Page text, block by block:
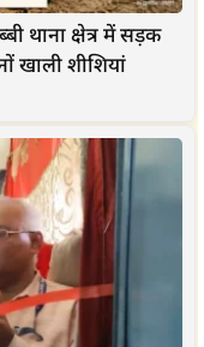
थाना क्षेत्र में सड़क
खाली शीशियां